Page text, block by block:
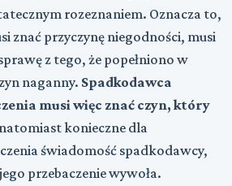
rozeznaniem. Oznacza to,
znać przyczynę niegodności, musi
z tego, że popełniono w
naganny. Spadkodawca
musi więc znać czyn, który
konieczne dla
świadomość spadkodawcy,
przebaczenie wywoła.